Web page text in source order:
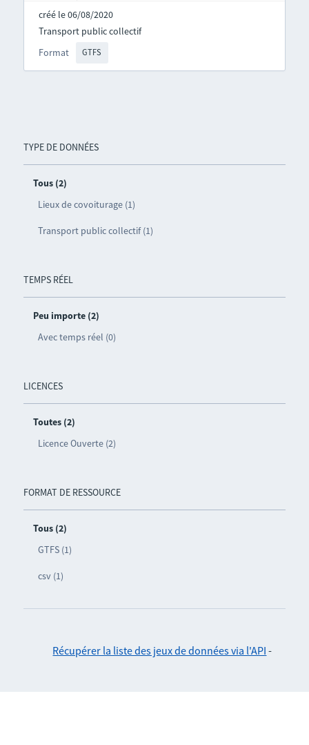
TYPE DE DONNÉES
Tous (2)
Lieux de covoiturage (1)
Transport public collectif (1)
TEMPS RÉEL
Peu importe (2)
Avec temps réel (0)
LICENCES
Toutes (2)
Licence Ouverte (2)
FORMAT DE RESSOURCE
Tous (2)
GTFS (1)
csv (1)
créé le 06/08/2020
Format GTFS
Transport public collectif
Récupérer la liste des jeux de données via l'API -